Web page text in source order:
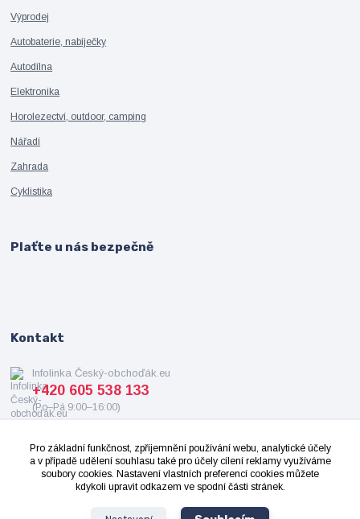
Výprodej
Autobaterie, nabíječky
Autodílna
Elektronika
Horolezectví, outdoor, camping
Nářadí
Zahrada
Cyklistika
Plaťte u nás bezpečně
Kontakt
Infolinka Český-obchoďák.eu
+420 605 538 133
(Po–Pá 9:00–16:00)
Pro základní funkčnost, zpříjemnění používání webu, analytické účely
a v případě udělení souhlasu také pro účely cílení reklamy využíváme
soubory cookies. Nastavení vlastních preferencí cookies můžete
kdykoli upravit odkazem ve spodní části stránek.